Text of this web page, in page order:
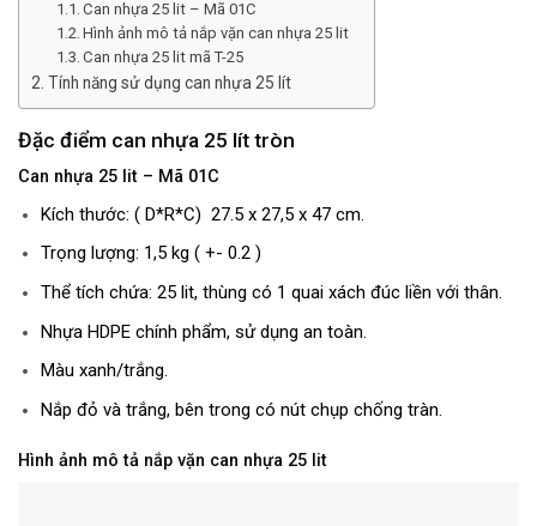
Can nhựa 25 lit – Mã 01C
Hình ảnh mô tả nắp vặn can nhựa 25 lit
Can nhựa 25 lit mã T-25
Tính năng sử dụng can nhựa 25 lít
Đặc điểm can nhựa 25 lít tròn
Can nhựa 25 lit – Mã 01C
Kích thước: ( D*R*C) 27.5 x 27,5 x 47 cm.
Trọng lượng: 1,5 kg ( +- 0.2 )
Thể tích chứa: 25 lit, thùng có 1 quai xách đúc liền với thân.
Nhựa HDPE chính phẩm, sử dụng an toàn.
Màu xanh/trắng.
Nắp đỏ và trắng, bên trong có nút chụp chống tràn.
Hình ảnh mô tả nắp vặn can nhựa 25 lit